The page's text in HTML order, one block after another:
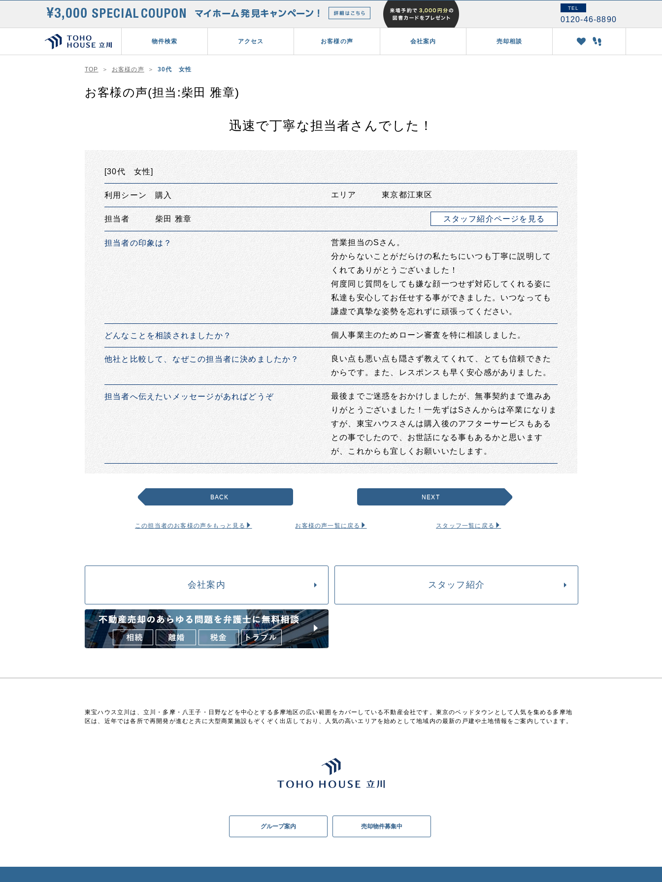
TEL
0120-46-8890
物件検索 アクセス お客様の声 会社案内 売却相談
TOP お客様の声 30代 女性
お客様の声(担当:柴田 雅章)
迅速で丁寧な担当者さんでした！
[30代 女性]
利用シーン 購入 エリア 東京都江東区
担当者 柴田 雅章 スタッフ紹介ページを見る
担当者の印象は？
営業担当のSさん。
分からないことがだらけの私たちにいつも丁寧に説明して
くれてありがとうございました！
何度同じ質問をしても嫌な顔一つせず対応してくれる姿に
私達も安心してお任せする事ができました。いつなっても
謙虚で真摯な姿勢を忘れずに頑張ってください。
どんなことを相談されましたか？ 個人事業主のためローン審査を特に相談しました。
他社と比較して、なぜこの担当者に決めましたか？
良い点も悪い点も隠さず教えてくれて、とても信頼できた
からです。また、レスポンスも早く安心感がありました。
担当者へ伝えたいメッセージがあればどうぞ
最後までご迷惑をおかけしましたが、無事契約まで進みあ
りがとうございました！一先ずはSさんからは卒業になりま
すが、東宝ハウスさんは購入後のアフターサービスもある
との事でしたので、お世話になる事もあるかと思います
が、これからも宜しくお願いいたします。
BACK NEXT
この担当者のお客様の声をもっと見る お客様の声一覧に戻る スタッフ一覧に戻る
会社案内 スタッフ紹介
東宝ハウス立川は、立川・多摩・八王子・日野などを中心とする多摩地区の広い範囲をカバーしている不動産会社です。東京のベッドタウンとして人気を集める多摩地
区は、近年では各所で再開発が進むと共に大型商業施設もぞくぞく出店しており、人気の高いエリアを始めとして地域内の最新の戸建や土地情報をご案内しています。
グループ案内 売却物件募集中